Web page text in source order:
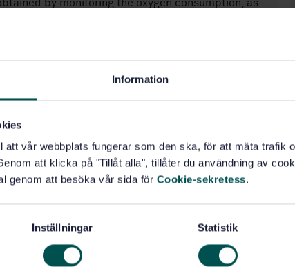
Information
att vår webbplats fungerar som den ska, för att mäta trafik
att klicka på "Tillåt alla", tillåter du användning av
genom att besöka vår sida för Cookie-sekretess.
Inställningar Statistik
by monitoring the oxygen consumption, as
correspond to the optimum conditions for the